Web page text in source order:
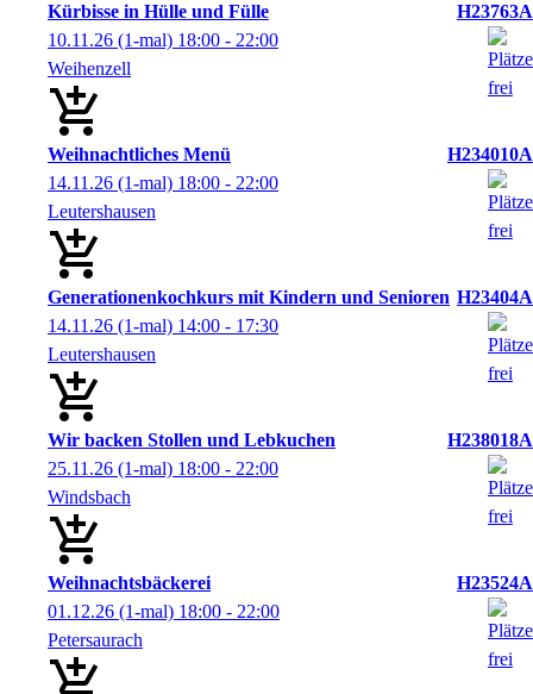
Kürbisse in Hülle und Fülle
H23763A
10.11.26 (1-mal) 18:00 - 22:00
Weihenzell
Weihnachtliches Menü
H234010A
14.11.26 (1-mal) 18:00 - 22:00
Leutershausen
Generationenkochkurs mit Kindern und Senioren H23404A
14.11.26 (1-mal) 14:00 - 17:30
Leutershausen
Wir backen Stollen und Lebkuchen
H238018A
25.11.26 (1-mal) 18:00 - 22:00
Windsbach
Weihnachtsbäckerei
H23524A
01.12.26 (1-mal) 18:00 - 22:00
Petersaurach